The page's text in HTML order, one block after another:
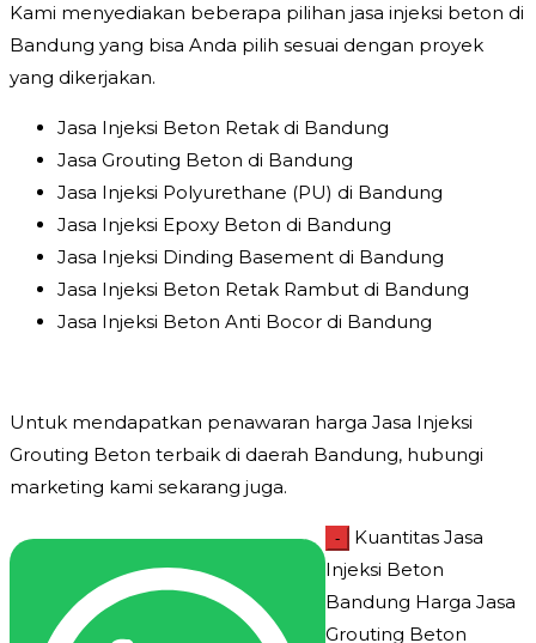
Kami menyediakan beberapa pilihan jasa injeksi beton di
Bandung yang bisa Anda pilih sesuai dengan proyek
yang dikerjakan.
Jasa Injeksi Beton Retak di Bandung
Jasa Grouting Beton di Bandung
Jasa Injeksi Polyurethane (PU) di Bandung
Jasa Injeksi Epoxy Beton di Bandung
Jasa Injeksi Dinding Basement di Bandung
Jasa Injeksi Beton Retak Rambut di Bandung
Jasa Injeksi Beton Anti Bocor di Bandung
Untuk mendapatkan penawaran harga Jasa Injeksi
Grouting Beton terbaik di daerah Bandung, hubungi
marketing kami sekarang juga.
-
Kuantitas Jasa
Injeksi Beton
Bandung Harga Jasa
Grouting Beton